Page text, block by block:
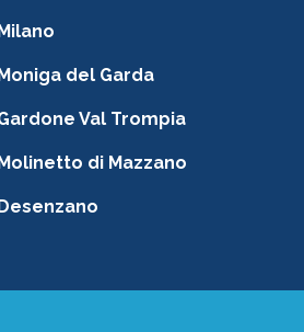
del Garda
Val Trompia
di Mazzano